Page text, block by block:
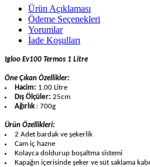
Ürün Açıklaması
Ödeme Seçenekleri
Yorumlar
İade Koşulları
Igloo Ev100 Termos 1 Litre
Öne Çıkan Özellikler:
Hacim: 1.00 Litre
Dış Ölçüler: 25cm
Ağırlık : 700g
Ürün Özellikleri:
2 Adet bardak ve şekerlik
Cam iç hazne
Kolayca doldurup boşaltma sistemi
Kapağın içerisinde şeker ve süt saklama kabı